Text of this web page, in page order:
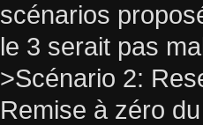
scénarios
le 3 serait pas
>Scénario 2:
Remise à zéro